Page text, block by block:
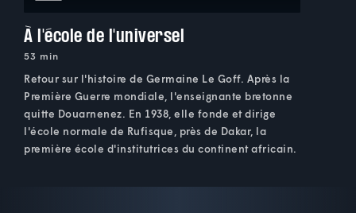
À l'école de l'universel
53 min
Retour sur l'histoire de Germaine Le Goff. Après la
Première Guerre mondiale, l'enseignante bretonne
quitte Douarnenez. En 1938, elle fonde et dirige
l'école normale de Rufisque, près de Dakar, la
première école d'institutrices du continent africain.